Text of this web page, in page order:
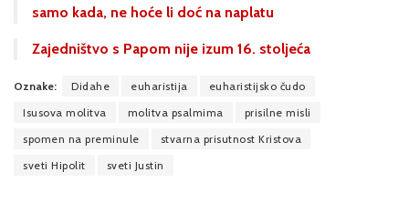
samo kada, ne hoće li doć na naplatu
Zajedništvo s Papom nije izum 16. stoljeća
Oznake: Didahe euharistija
euharistijsko čudo
Isusova molitva
molitva psalmima
prisilne misli
spomen na preminule
stvarna prisutnost Kristova
sveti Hipolit
sveti Justin